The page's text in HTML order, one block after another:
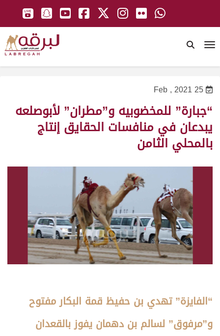
25 Feb , 2021
“جبارة” للمخضوبيه و”مطران” لأبوصلعه
يبدعان في منافسات الحقايق إنتاج
بالمحلي الثامن
“الفايزة” تهدي بن حفيظ قمة البكار مفتوح
و”مرفوق” لسالم بن دهمان يفوز بالقعدان